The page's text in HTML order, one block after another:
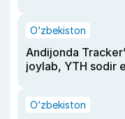
O‘zbekiston
Andijonda
joylab, YTH sodir
O‘zbekiston